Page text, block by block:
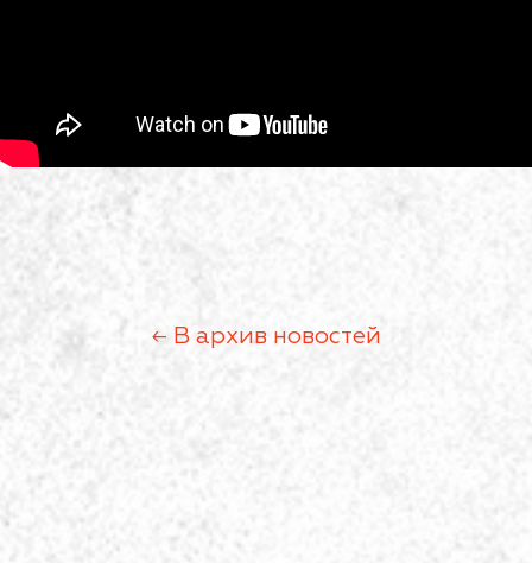
← В архив новостей